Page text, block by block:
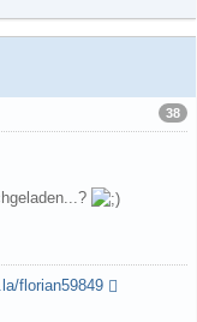
38
florian59849